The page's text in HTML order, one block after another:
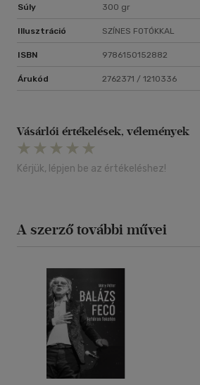
Súly 300 gr
Illusztráció SZÍNES FOTÓKKAL
ISBN 9786150152882
Árukód 2762371 / 1210336
Vásárlói értékelések, vélemények
Kérjük, lépjen be az értékeléshez!
A szerző további művei